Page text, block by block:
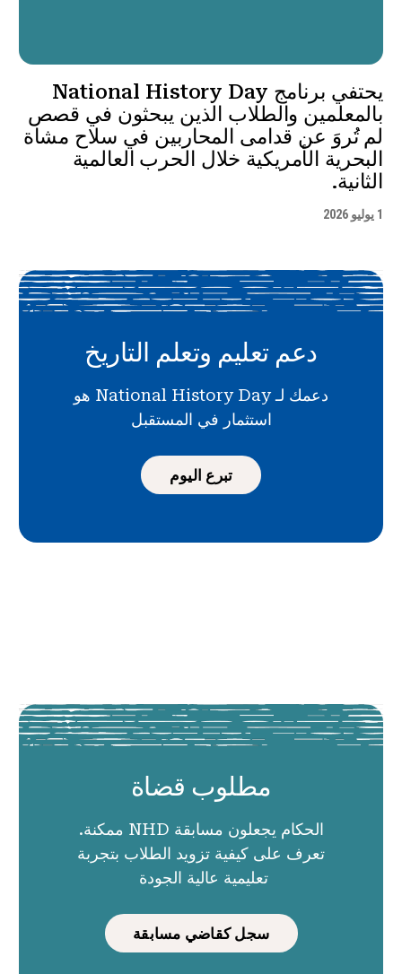
يحتفي برنامج National History Day
بالمعلمين والطلاب الذين يبحثون في قصص
لم تُروَ عن قدامى المحاربين في سلاح مشاة
البحرية الأمريكية خلال الحرب العالمية
الثانية.
1 يوليو 2026
دعم تعليم وتعلم التاريخ
دعمك لـ National History Day هو
استثمار في المستقبل
تبرع اليوم
مطلوب قضاة
الحكام يجعلون مسابقة NHD ممكنة.
تعرف على كيفية تزويد الطلاب بتجربة
تعليمية عالية الجودة
سجل كقاضي مسابقة